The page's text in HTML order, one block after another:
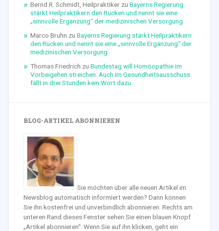
Bernd R. Schmidt, Heilpraktikerzu Bayerns Regierung
stärkt Heilpraktikern den Rücken und nennt sie eine
„sinnvolle Ergänzung“ der medizinischen Versorgung
Marco Bruhn zu Bayerns Regierung stärkt Heilpraktikern
den Rücken und nennt sie eine „sinnvolle Ergänzung“ der
medizinischen Versorgung
Thomas Friedrich zu Bundestag will Homöopathie im
Vorbeigehen streichen: Auch im Gesundheitsausschuss
fällt in drei Stunden kein Wort dazu
BLOG-ARTIKEL ABONNIEREN
Sie möchten über alle neuen Artikel im
Newsblog automatisch informiert werden? Dann können
Sie ihn kostenfrei und unverbindlich abonnieren. Rechts am
unteren Rand dieses Fenster sehen Sie einen blauen Knopf
„Artikel abonnieren“. Wenn Sie auf ihn klicken, geht ein